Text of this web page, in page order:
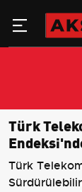
Türk
Türk